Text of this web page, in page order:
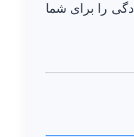
را برای شما